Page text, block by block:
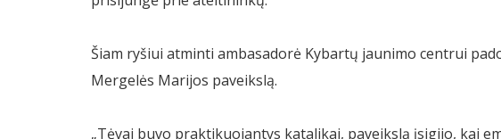
Šiam ryšiui atminti ambasadorė Kybartų jaunimo centrui
Mergelės Marijos paveikslą.
„Tėvai buvo praktikuojantys katalikai, paveikslą įsigijo, kai